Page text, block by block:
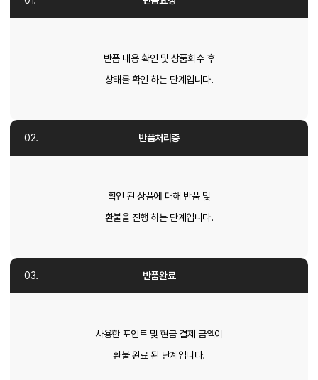
반품 내용 확인 및 상품회수 후
상태를 확인 하는 단계입니다.
반품처리중
확인 된 상품에 대해 반품 및
환불을 진행 하는 단계입니다.
반품완료
사용한 포인트 및 현금 결제 금액이
환불 완료 된 단계입니다.